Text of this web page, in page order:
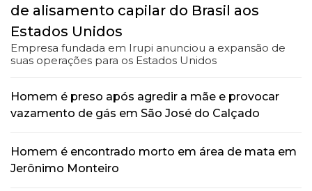
de alisamento capilar do Brasil aos
Estados Unidos
Empresa fundada em Irupi anunciou a expansão de
suas operações para os Estados Unidos
Homem é preso após agredir a mãe e provocar
vazamento de gás em São José do Calçado
Homem é encontrado morto em área de mata em
Jerônimo Monteiro